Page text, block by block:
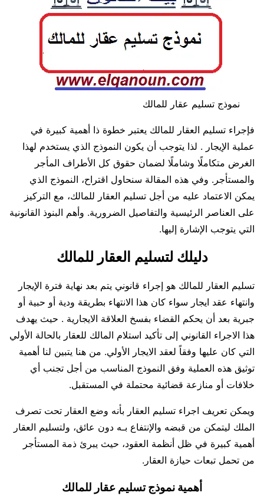
نموذج تسليم عقار للمالك
فإجراء تسليم العقار للمالك يعتبر خطوة ذا أهمية كبيرة في
عملية الإيجار . لذا يتوجب أن يكون النموذج الذي يستخدم لهذا
الغرض متكاملًا وشاملًا لضمان حقوق كل الأطراف المأجر
والمستأجر. وفي هذه المقالة سنحاول اقتراح، النموذج الذي
يمكن الاعتماد عليه من أجل تسليم العقار للمالك، مع التركيز
على العناصر الرئيسية والتفاصيل الضرورية. وأهم البنوذ القانونية
التي يتوجب الإشارة إليها.
دليلك لتسليم العقار للمالك
تسليم العقار للمالك هو إجراء قانوني يتم بعد نهاية فترة الإيجار
وانتهاء عقد ايجار سواء كان هذا الانتهاء بطريقة ودية أو حبية أو
جبرية بعد أن يحكم القضاء بفسخ العلاقة الايجارية . حيث يهدف
هذا الاجراء القانوني إلى تأكيد استلام المالك للعقار بالحالة الأولي
التي كان عليها وفقاً لعقد الايجار الأولي. من هنا يتبين لنا أهمية
توثيق هذه العملية وفق النموذج المناسب من أجل تجنب أي
خلافات أو منازعة قضائية محتملة في المستقبل.
ويمكن تعريف اجراء تسليم العقار بأنه وضع العقار تحت تصرف
الملك ليتمكن من قبضه والإنتفاع بـه دون عائق، ولتسليم العقار
أهمية كبيرة في ظل أنظمة العقود، حيث يبرئ ذمة المستأجر
من تحمل تبعات حيازة العقار.
أهمية نموذج تسليم عقار للمالك